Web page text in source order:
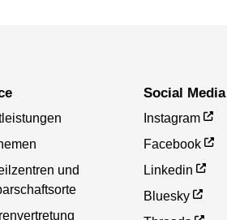
und
Social Media
Instagram
Facebook
Linkedin
Bluesky